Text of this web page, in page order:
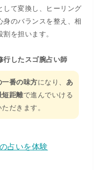
して変換し、ヒーリング
のバランスを整え、相
を担います。
行したスゴ腕占い師
一番の味方になり、 あ
短距離で進んでいける
だきます。
占いを体験